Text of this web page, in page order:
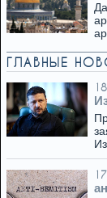
ГЛАВНЫЕ